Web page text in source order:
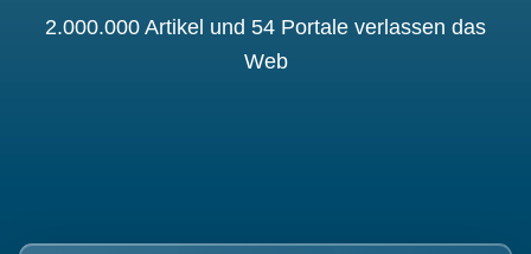
2.000.000 Artikel und 54 Portale verlassen das
Web